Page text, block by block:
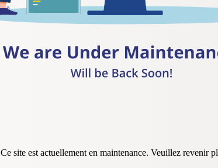
Ce site est actuellement en maintenance. Veuillez revenir